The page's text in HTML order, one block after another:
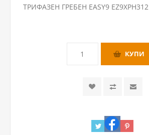
ТРИФАЗЕН ГРЕБЕН EASY9